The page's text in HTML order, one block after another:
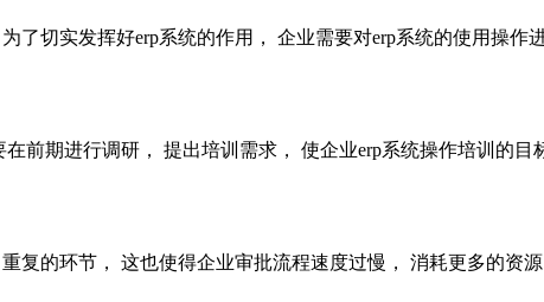
了切实发挥好erp系统的作用， 企业需要对erp系统的使用操作
前期进行调研， 提出培训需求， 使企业erp系统操作培训的
复的环节， 这也使得企业审批流程速度过慢， 消耗更多的资